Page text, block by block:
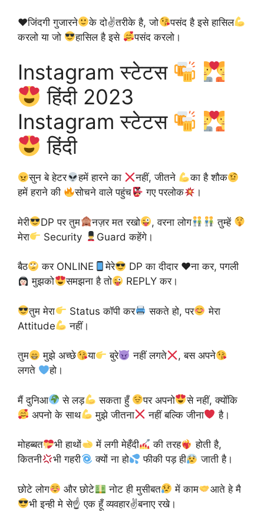
♥️जिंदगी गुजारने के दो✌तरीके है, जो
पसंद है इसे हासिल
करलो या जो
हासिल है इसे पसंद करलो।
Instagram स्टेटस
हिंदी 2023
Instagram स्टेटस
हिंदी
सुन बे हेटर हमें हारने का नहीं, जीतने
का है शौक
हमें हराने की
सोचने वाले पहुंच गए परलोक ।
मेरी DP पर तुम नज़र मत रखो , वरना लोग
तुम्हें
मेरा
Security Guard कहेंगे।
बैठ कर ONLINE मेरे DP का दीदार ♥️ना कर, पगली
मुझको
समझना है तो REPLY कर।
तुम मेरा Status कॉपी कर सकते हो, पर
मेरा
Attitude
नहीं।
तुम मुझे अच्छे या बुरे नहीं लगते
, बस अपने
लगते
हो।
मैं दुनिआ से लड़ सकता हुँ पर अपनो
से नहीं, क्योँकि
अपनो के साथ
मुझे जीतना नहीं बल्कि जीना है।
मोहब्बत भी हाथों में लगी मेहँदी की तरह
होती है,
कितनी
भी गहरी क्यों ना हो फीकी पड़ ही जाती है।
छोटे लोग और छोटे नोट ही मुसीबत में काम
आते हे मै
भी इन्ही मे से☝ एक हूँ व्यवहार✌बनाए रखे।